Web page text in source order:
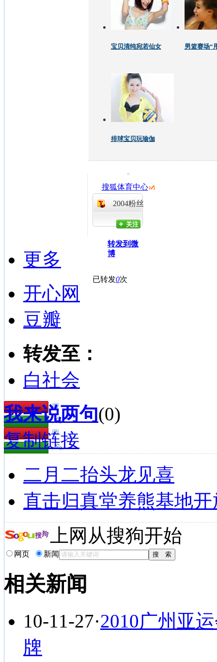
宝贝清纯宛若仙女 男篮赛场“
排球宝贝玩瑜伽
搜狐体育中心
2004粉丝
关注
转发到微
博
已转发0次
更多
开心网
豆瓣
转发至：
白社会
我来说两句(0)
复制链接
二月二抬头龙见喜
直击归真堂养熊基地开
上网从搜狗开始
网页 新闻
相关新闻
10-11-27·2010广州亚
牌